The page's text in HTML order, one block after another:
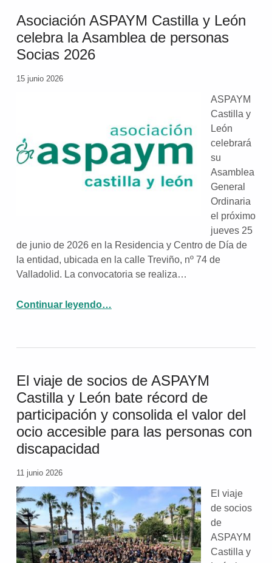
Asociación ASPAYM Castilla y León
celebra la Asamblea de personas
Socias 2026
15 junio 2026
ASPAYM
Castilla y
León
celebrará
su
Asamblea
General
Ordinaria
el próximo
jueves 25
de junio de 2026 en la Residencia y Centro de Día de
la entidad, ubicada en la calle Treviño, nº 74 de
Valladolid. La convocatoria se realiza…
Continuar leyendo“Asociación ASPAYM Castilla y León celebra la Asamblea de personas Socias 2026”
…
El viaje de socios de ASPAYM
Castilla y León bate récord de
participación y consolida el valor del
ocio accesible para las personas con
discapacidad
11 junio 2026
El viaje
de socios
de
ASPAYM
Castilla y